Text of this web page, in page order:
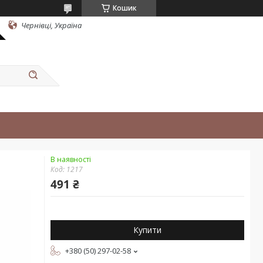
Кошик
Чернівці, Україна
В наявності
Код: 1217
491 ₴
Купити
+380 (50) 297-02-58